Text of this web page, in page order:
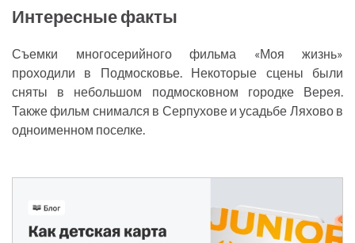
Интересные факты
Съемки многосерийного фильма «Моя жизнь»
проходили в Подмосковье. Некоторые сцены были
сняты в небольшом подмосковном городке Верея.
Также фильм снимался в Серпухове и усадьбе Ляхово в
одноименном поселке.